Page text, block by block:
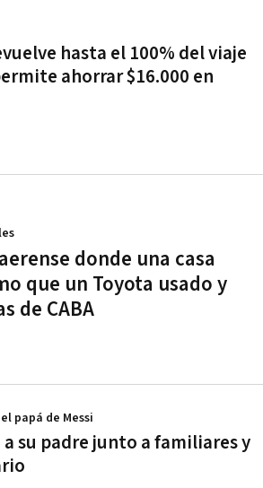
hasta el 100% del viaje
ahorrar $16.000 en
donde una casa
que un Toyota usado y
de CABA
su padre junto a familiares y
papá de Messi